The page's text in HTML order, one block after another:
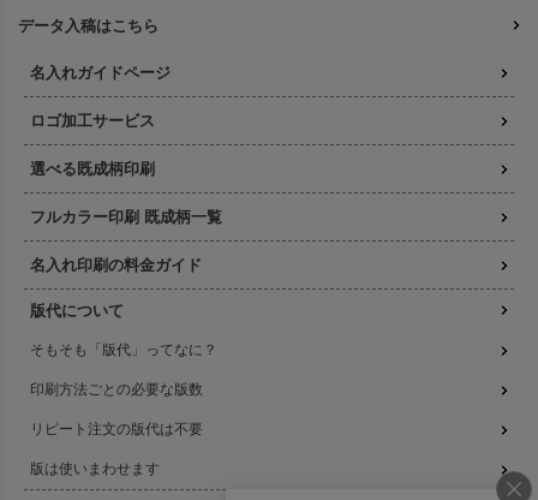
データ入稿はこちら
名入れガイドページ
ロゴ加工サービス
選べる既成柄印刷
フルカラー印刷 既成柄一覧
名入れ印刷の料金ガイド
版代について
そもそも「版代」ってなに？
印刷方法ごとの必要な版数
リピート注文の版代は不要
版は使いまわせます